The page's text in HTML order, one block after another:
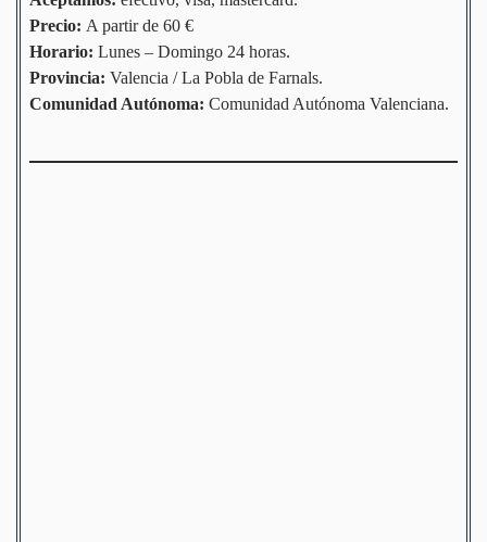
Precio: A partir de 60 €
Horario: Lunes – Domingo 24 horas.
Provincia: Valencia / La Pobla de Farnals.
Comunidad Autónoma: Comunidad Autónoma Valenciana.